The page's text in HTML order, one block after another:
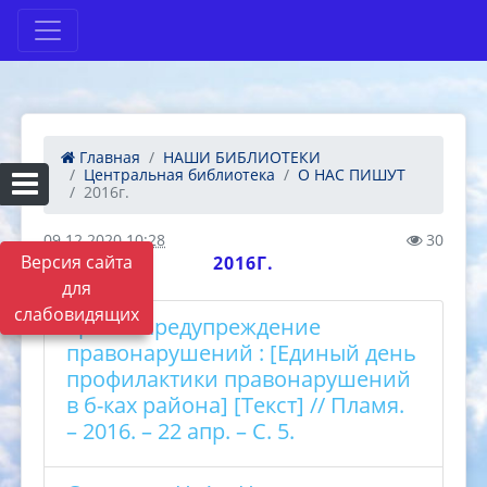
Версия сайта
для
слабовидящих
Главная
НАШИ БИБЛИОТЕКИ
Центральная библиотека
О НАС ПИШУТ
2016г.
09.12.2020 10:28 30
2016Г.
Цель – предупреждение
правонарушений : [Единый день
профилактики правонарушений
в б-ках района] [Текст] // Пламя.
– 2016. – 22 апр. – С. 5.